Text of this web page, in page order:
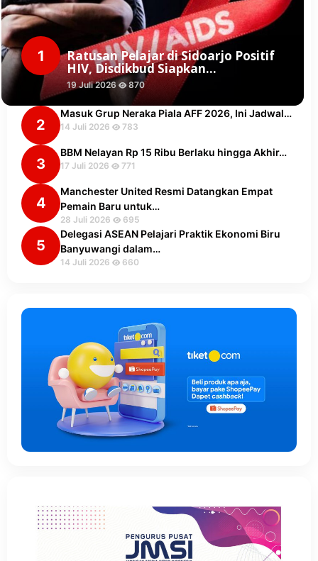
1 Ratusan Pelajar di Sidoarjo Positif
HIV, Disdikbud Siapkan…
19 Juli 2026 870
2
Masuk Grup Neraka Piala AFF 2026, Ini Jadwal…
14 Juli 2026 783
3
BBM Nelayan Rp 15 Ribu Berlaku hingga Akhir…
17 Juli 2026 771
4
Manchester United Resmi Datangkan Empat
Pemain Baru untuk…
28 Juli 2026 695
5
Delegasi ASEAN Pelajari Praktik Ekonomi Biru
Banyuwangi dalam…
14 Juli 2026 660